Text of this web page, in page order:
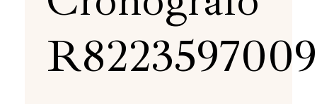
R8223597009